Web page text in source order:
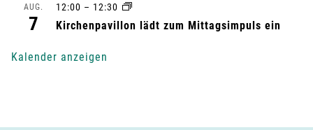
-
AUG.
7
12:00 – 12:30
Kirchenpavillon lädt zum Mittagsimpuls ein
Kalender anzeigen